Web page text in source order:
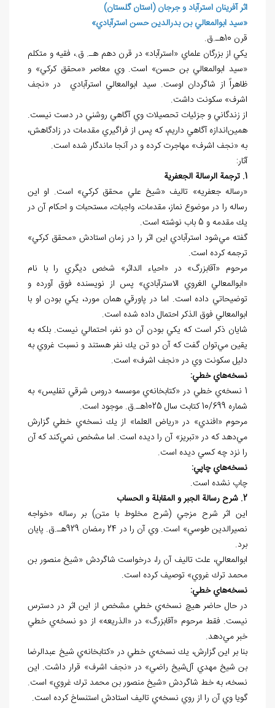
اثر آفرينان استرآباد و جرجان (استان گلستان)
«سيد ابوالمعالي بن بدرالدين حسن استرآبادي»
قرن 10هـ.ق.
يكي از بزرگان علماي «استرآباد» در قرن دهم هـ. ق.، فقيه و متكلم
«سيد ابوالمعالي بن حسن» است. وي معاصر «محقق كركي» و
ظاهراً از شاگردان اوست. سيد ابوالمعالي استرآبادي در «نجف
اشرف» سكونت داشت.
از زندگاني و جزئيات تحصيلات وي آگاهي روشني در دست نيست.
هميناندازه آگاهي داريم، كه پس از فراگيري مقدمات در زادگاهش،
به «نجف اشرف» مهاجرت كرده و در آنجا ماندگار شده است.
آثار:
1. ترجمة الرسالة الجعفرية
«رساله جعفريه» تاليف «شيخ علي محقق كركي» است. او اين
رساله را در موضوع نماز، مقدمات، واجبات، مستحبات و احكام آن در
يك مقدمه و 5 باب نوشته است.
گفته ميشود استرآبادي اين اثر را در زمان استادش «محقق كركي»
ترجمه كرده است.
مرحوم «آقابزرگ» در «احياء الداثر» شخص ديگري را با نام
«ابوالمعالي الغروي الاسترآبادي» پس از نويسنده فوق آورده و
توضيحاتي داده است. اما در پاورقي همان مورد، يکي بودن او با
ابوالمعالي فوق الذكر احتمال داده شده است.
شايان ذكر است كه يکي بودن آن دو نفر، احتمالي نيست. بلكه به
يقين مي‌توان گفت که آن دو تن يك نفر هستند و نسبت غروي به
دليل سكونت وي در «نجف اشرف» است.
نسخههاي خطي:
1 نسخه‌ي خطي در «کتابخانه‌ي موسسه دروس شرقي تفليس» به
شماره 10/699 كتابت سال 1025هـ.ق. موجود است.
مرحوم «افندي» در «رياض العلما» از يك نسخه‌ي خطي گزارش
ميدهد كه در «تبريز» آن را ديده است. اما مشخص نميكند كه آن
را نزد چه كسي ديده است.
نسخههاي چاپي:
چاپ نشده است.
2. شرح رسالة الجبر و المقابلة و الحساب
اين اثر شرح مزجي (شرح مخلوط با متن) بر رساله «خواجه
نصيرالدين طوسي» است. وي آن را در 24 رمضان 929هـ.ق. پايان
برد.
ابوالمعالي، علت تاليف آن را، درخواست شاگردش «شيخ منصور بن
محمد ترك غروي» توصيف كرده است.
نسخههاي خطي:
در حال حاضر هيچ نسخه‌ي خطي مشخص از اين اثر در دسترس
نيست. فقط مرحوم «آقابزرگ» در «الذريعه» از دو نسخه‌ي خطي
خبر ميدهد.
بنا بر اين گزارش، يك نسخه‌ي خطي در «کتابخانه‌ي شيخ عبدالرضا
بن شيخ مهدي آلشيخ راضي» در «نجف اشرف» قرار داشت. اين
نسخه‌، به خط شاگردش «شيخ منصور بن محمد ترك غروي» است.
گويا وي آن را از روي نسخه‌ي تاليف استادش استنساخ كرده است.